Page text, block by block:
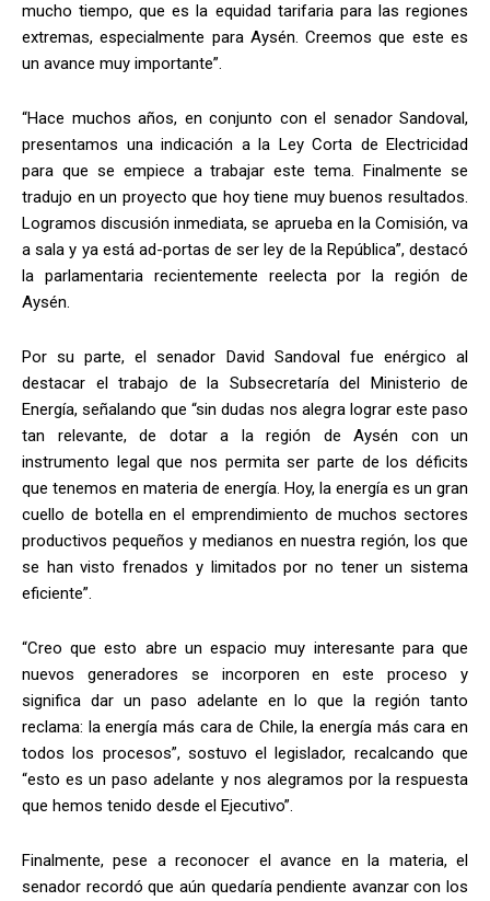
mucho tiempo, que es la equidad tarifaria para las regiones
extremas, especialmente para Aysén. Creemos que este es
un avance muy importante”.
“Hace muchos años, en conjunto con el senador Sandoval,
presentamos una indicación a la Ley Corta de Electricidad
para que se empiece a trabajar este tema. Finalmente se
tradujo en un proyecto que hoy tiene muy buenos resultados.
Logramos discusión inmediata, se aprueba en la Comisión, va
a sala y ya está ad-portas de ser ley de la República”, destacó
la parlamentaria recientemente reelecta por la región de
Aysén.
Por su parte, el senador David Sandoval fue enérgico al
destacar el trabajo de la Subsecretaría del Ministerio de
Energía, señalando que “sin dudas nos alegra lograr este paso
tan relevante, de dotar a la región de Aysén con un
instrumento legal que nos permita ser parte de los déficits
que tenemos en materia de energía. Hoy, la energía es un gran
cuello de botella en el emprendimiento de muchos sectores
productivos pequeños y medianos en nuestra región, los que
se han visto frenados y limitados por no tener un sistema
eficiente”.
“Creo que esto abre un espacio muy interesante para que
nuevos generadores se incorporen en este proceso y
significa dar un paso adelante en lo que la región tanto
reclama: la energía más cara de Chile, la energía más cara en
todos los procesos”, sostuvo el legislador, recalcando que
“esto es un paso adelante y nos alegramos por la respuesta
que hemos tenido desde el Ejecutivo”.
Finalmente, pese a reconocer el avance en la materia, el
senador recordó que aún quedaría pendiente avanzar con los